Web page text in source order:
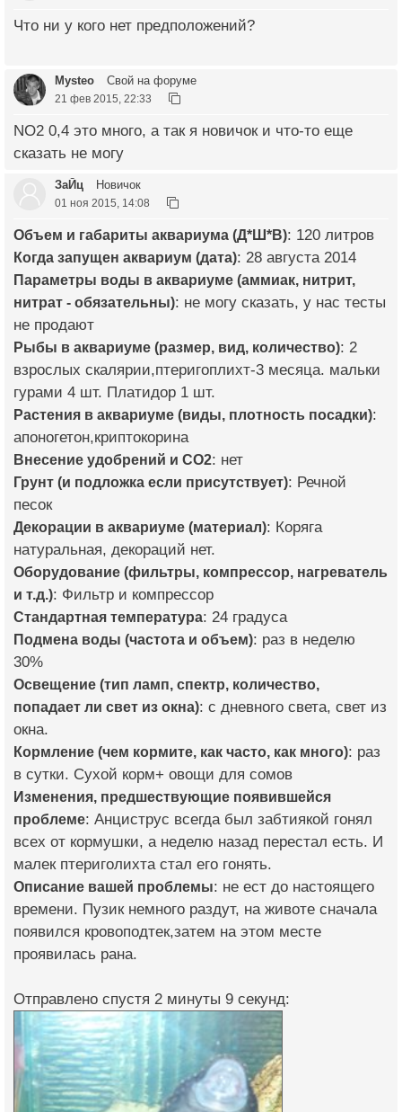
Что ни у кого нет предположений?
Mysteo Свой на форуме
21 фев 2015, 22:33
NO2 0,4 это много, а так я новичок и что-то еще
сказать не могу
ЗаЙц Новичок
01 ноя 2015, 14:08
Объем и габариты аквариума (Д*Ш*В): 120 литров
Когда запущен аквариум (дата): 28 августа 2014
Параметры воды в аквариуме (аммиак, нитрит,
нитрат - обязательны): не могу сказать, у нас тесты
не продают
Рыбы в аквариуме (размер, вид, количество): 2
взрослых скалярии,птеригоплихт-3 месяца. мальки
гурами 4 шт. Платидор 1 шт.
Растения в аквариуме (виды, плотность посадки):
апоногетон,криптокорина
Внесение удобрений и CO2: нет
Грунт (и подложка если присутствует): Речной
песок
Декорации в аквариуме (материал): Коряга
натуральная, декораций нет.
Оборудование (фильтры, компрессор, нагреватель
и т.д.): Фильтр и компрессор
Стандартная температура: 24 градуса
Подмена воды (частота и объем): раз в неделю
30%
Освещение (тип ламп, спектр, количество,
попадает ли свет из окна): с дневного света, свет из
окна.
Кормление (чем кормите, как часто, как много): раз
в сутки. Сухой корм+ овощи для сомов
Изменения, предшествующие появившейся
проблеме: Анциструс всегда был забтиякой гонял
всех от кормушки, а неделю назад перестал есть. И
малек птериголихта стал его гонять.
Описание вашей проблемы: не ест до настоящего
времени. Пузик немного раздут, на животе сначала
появился кровоподтек,затем на этом месте
проявилась рана.
Отправлено спустя 2 минуты 9 секунд: